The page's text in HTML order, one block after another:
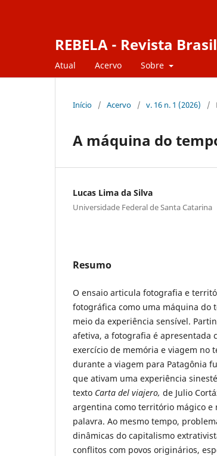
REBELA - Revista
Atual Acervo Sobre
Início / Acervo / v. 16 n. 1 (2026) /
A máquina do
Lucas Lima da Silva
Universidade Federal de Santa Catarina
Resumo
O ensaio articula fotografia e
fotográfica como uma máquina do
meio da experiência sensível.
afetiva, a fotografia é apresentada
exercício de memória e viagem no
durante a viagem para Patagônia
que ativam uma experiência
texto Carta del viajero, de Julio
argentina como território mágico e
palavra. Ao mesmo tempo,
dinâmicas do capitalismo
conflitos com povos originários,